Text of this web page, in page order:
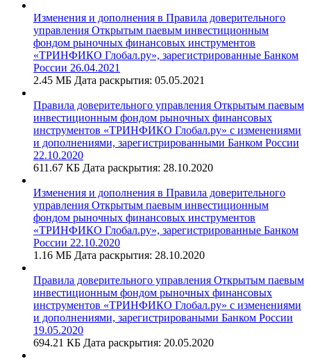
Изменения и дополнения в Правила доверительного
управления Открытым паевым инвестиционным
фондом рыночных финансовых инструментов
«ТРИНФИКО Глобал.ру», зарегистрированные Банком
России 26.04.2021
2.45 МБ Дата раскрытия: 05.05.2021
Правила доверительного управления Открытым паевым
инвестиционным фондом рыночных финансовых
инструментов «ТРИНФИКО Глобал.ру» с изменениями
и дополнениями, зарегистрированными Банком России
22.10.2020
611.67 КБ Дата раскрытия: 28.10.2020
Изменения и дополнения в Правила доверительного
управления Открытым паевым инвестиционным
фондом рыночных финансовых инструментов
«ТРИНФИКО Глобал.ру», зарегистрированные Банком
России 22.10.2020
1.16 МБ Дата раскрытия: 28.10.2020
Правила доверительного управления Открытым паевым
инвестиционным фондом рыночных финансовых
инструментов «ТРИНФИКО Глобал.ру» с изменениями
и дополнениями, зарегистрироваными Банком России
19.05.2020
694.21 КБ Дата раскрытия: 20.05.2020